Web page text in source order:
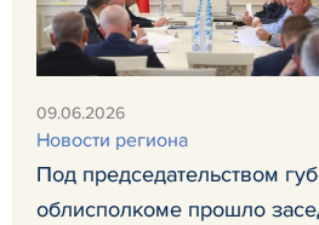
09.06.2026
Новости региона
Под председательством
облисполкоме прошло